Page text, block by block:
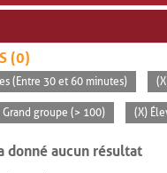
(0)
(Entre 30 et 60 minutes)
Grand groupe (> 100) (X)
donné aucun résultat